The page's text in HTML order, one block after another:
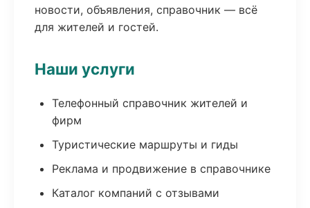
новости, объявления, справочник — всё
для жителей и гостей.
Наши услуги
Телефонный справочник жителей и
фирм
Туристические маршруты и гиды
Реклама и продвижение в справочнике
Каталог компаний с отзывами